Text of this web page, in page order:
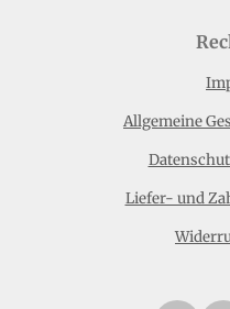
Allgemeine
Liefer- und